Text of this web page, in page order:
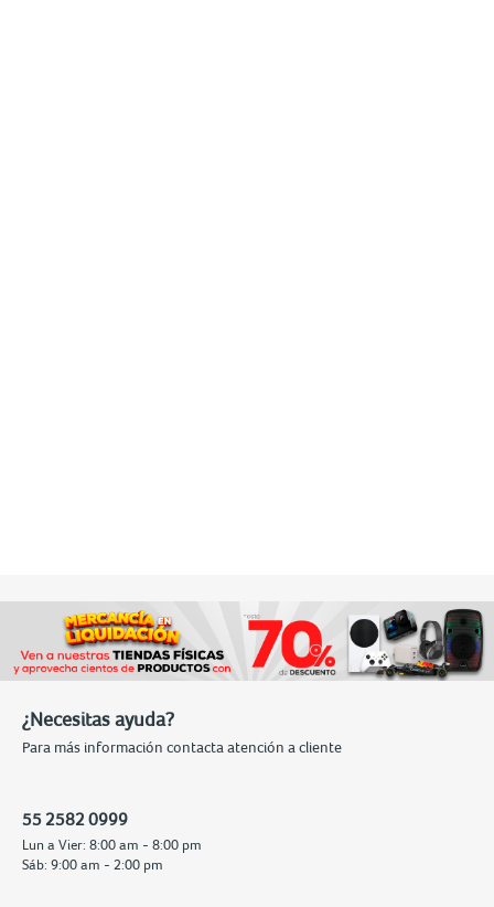
¿Necesitas ayuda?
Para más información contacta atención a cliente
55 2582 0999
Lun a Vier: 8:00 am - 8:00 pm
Sáb: 9:00 am - 2:00 pm